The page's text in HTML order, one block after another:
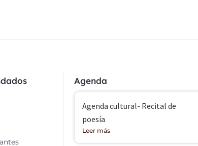
Agenda
Agenda cultural- Recital de
poesía
Leer más